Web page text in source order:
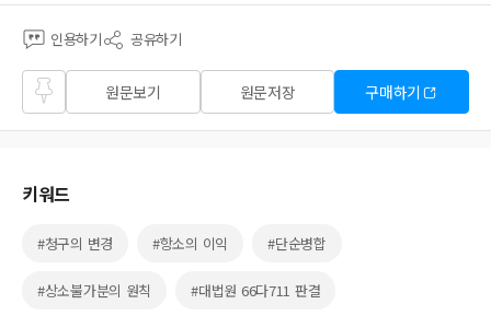
인용하기 공유하기
즐겨
찾기
원문보기 원문저장 구매하기
키워드
#청구의 변경 #항소의 이익 #단순병합
#상소불가분의 원칙 #대법원 66다711 판결